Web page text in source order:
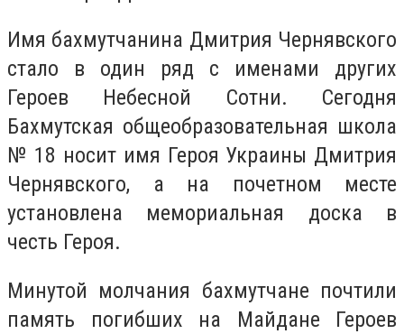
Имя бахмутчанина Дмитрия Чернявского
стало в один ряд с именами других
Героев Небесной Сотни. Сегодня
Бахмутская общеобразовательная школа
№ 18 носит имя Героя Украины Дмитрия
Чернявского, а на почетном месте
установлена ​​мемориальная доска в
честь Героя.
Минутой молчания бахмутчане почтили
память погибших на Майдане Героев